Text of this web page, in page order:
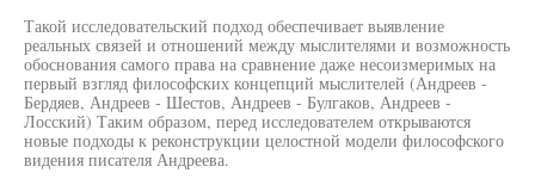
Такой исследовательский подход обеспечивает выявление
реальных связей и отношений между мыслителями и возможность
обоснования самого права на сравнение даже несоизмеримых на
первый взгляд философских концепций мыслителей (Андреев -
Бердяев, Андреев - Шестов, Андреев - Булгаков, Андреев -
Лосский) Таким образом, перед исследователем открываются
новые подходы к реконструкции целостной модели философского
видения писателя Андреева.